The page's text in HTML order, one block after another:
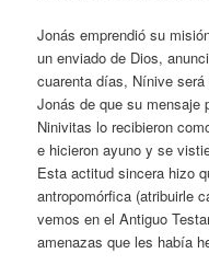
Jonás emprendió su
un enviado de Dios,
cuarenta días, Nínive será
Jonás de que su mensaje
Ninivitas lo recibieron
e hicieron ayuno y se
Esta actitud sincera hizo
antropomórfica (atribuirle
vemos en el Antiguo
amenazas que les había